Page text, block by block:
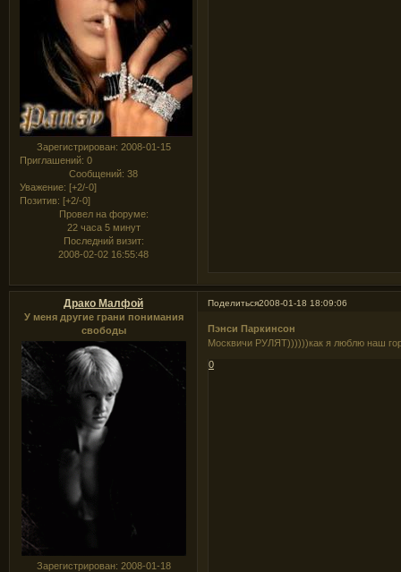
Зарегистрирован: 2008-01-15
Приглашений: 0
Сообщений: 38
Уважение: [+2/-0]
Позитив: [+2/-0]
Провел на форуме:
22 часа 5 минут
Последний визит:
2008-02-02 16:55:48
Поделиться2008-01-18 18:09:06
Драко Малфой
У меня другие грани понимания
свободы
Зарегистрирован: 2008-01-18
Пэнси Паркинсон
Москвичи РУЛЯТ))))))как я люблю наш
0